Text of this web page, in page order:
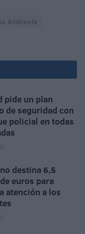
Ambiente
pide un plan
de seguridad con
policial en todas
destina 6,5
euros para
atención a los